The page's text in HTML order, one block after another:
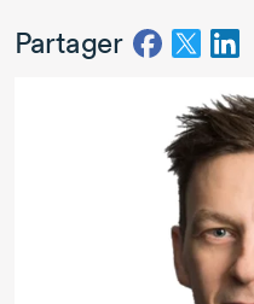
Partager